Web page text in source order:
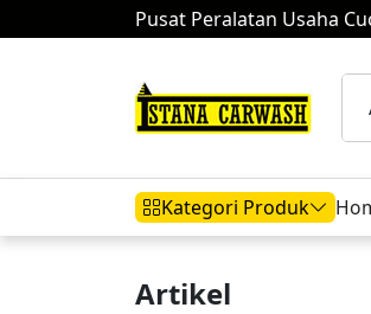
Pusat Peralatan Usaha
Kategori Produk
Artikel